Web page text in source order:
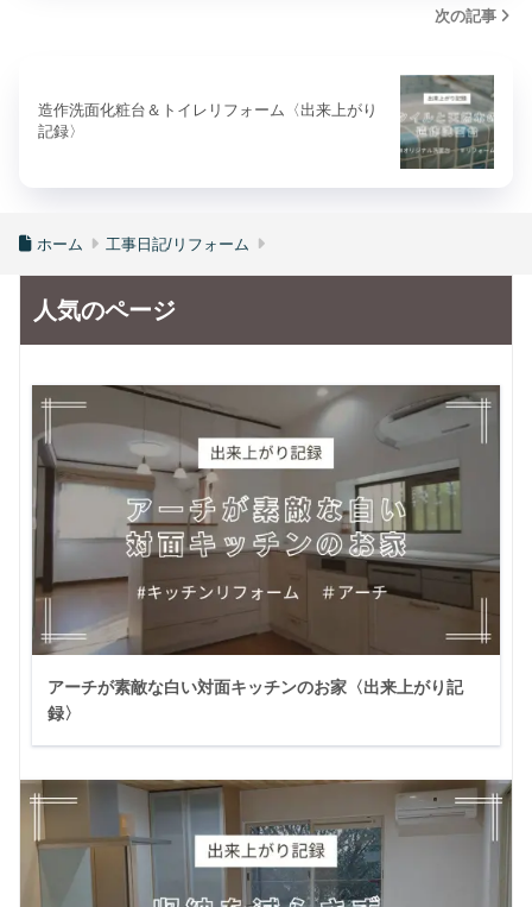
次の記事
造作洗面化粧台＆トイレリフォーム〈出来上がり
記録〉
ホーム 工事日記/リフォーム
人気のページ
アーチが素敵な白い対面キッチンのお家〈出来上がり記
録〉